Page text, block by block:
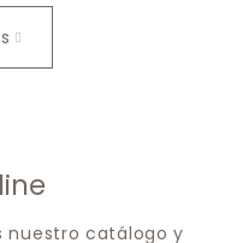
nuestro catálogo y